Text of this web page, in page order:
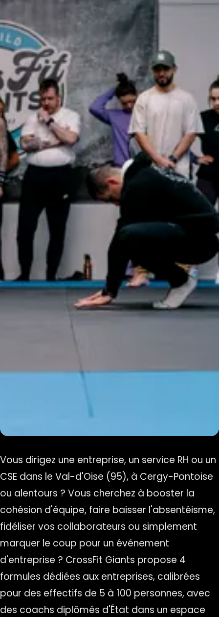
Vous dirigez une entreprise, un service RH ou un
CSE dans le Val-d'Oise (95), à Cergy-Pontoise
ou alentours ? Vous cherchez à booster la
cohésion d'équipe, faire baisser l'absentéisme,
fidéliser vos collaborateurs ou simplement
marquer le coup pour un événement
d'entreprise ? CrossFit Giants propose 4
formules dédiées aux entreprises, calibrées
pour des effectifs de 5 à 100 personnes, avec
des coachs diplômés d'État dans un espace